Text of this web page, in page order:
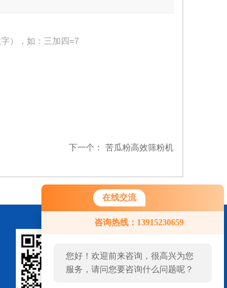
在线交流
咨询热线：13915230659
您好！欢迎前来咨询，很高兴为您
服务，请问您要咨询什么问题呢？
），如：三加四=7
下一个： 苦瓜粉高效筛粉机